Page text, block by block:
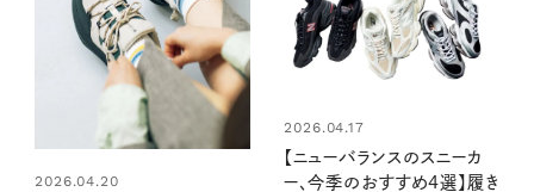
2026.04.20
2026.04.17
【ニューバランスのスニーカ
ー、今季のおすすめ4選】履き